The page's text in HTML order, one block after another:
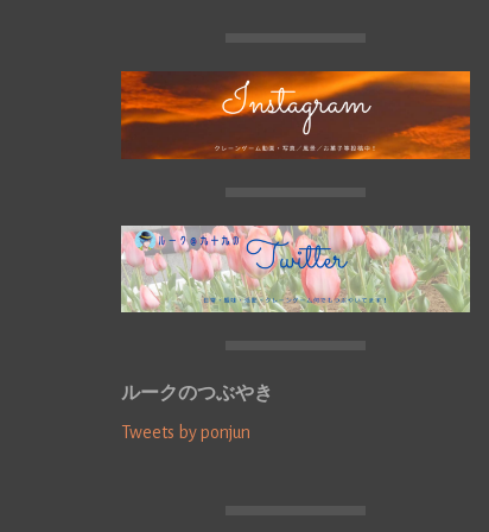
ルークのつぶやき
Tweets by ponjun